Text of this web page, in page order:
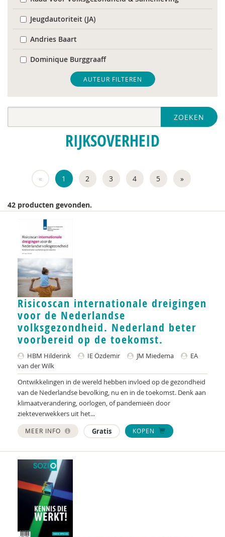
Jeugdautoriteit (JA)
Andries Baart
Dominique Burggraaff
Sociaal en Cultureel Planbureau
Ido de Vries
Wiljan Hendrikx
Harry Kunneman
JM Miedema
M.H. Nagtegaal
IE Özdemir
Inger Plaisier
Adviescommissie rechtsbescherming en
rechtsstatelijkheid in het Toekomstscenario kind-
en gezinsbescherming
Staatscommissie rechtsstaat
Mark Reijnders
Anne Louise Schotel
Martin Schulz
Herman Tjeenk-Willink
EA van der Wilk
T. Varkevisser
Ron van Wonderen
AUTEUR FILTEREN
ZOEKEN
RIJKSOVERHEID
« 1 2 3 4 5 »
42 producten gevonden.
Risicoscan internationale dreigingen
voor de Nederlandse
volksgezondheid. Nederland beter
voorbereid op de toekomst.
HBM Hilderink IE Özdemir JM Miedema
EA
van der Wilk
Ontwikkelingen in de wereld hebben invloed op de gezondheid
van de Nederlandse bevolking, nu en in de toekomst. Denk aan
klimaatverandering, oorlogen, of pandemieën door
ziekteverwekkers uit het...
MEER INFO Gratis KOPEN